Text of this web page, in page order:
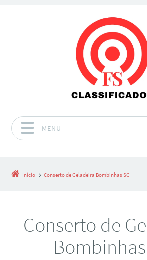
MENU
Início Conserto de Geladeira Bombinhas SC
Conserto de